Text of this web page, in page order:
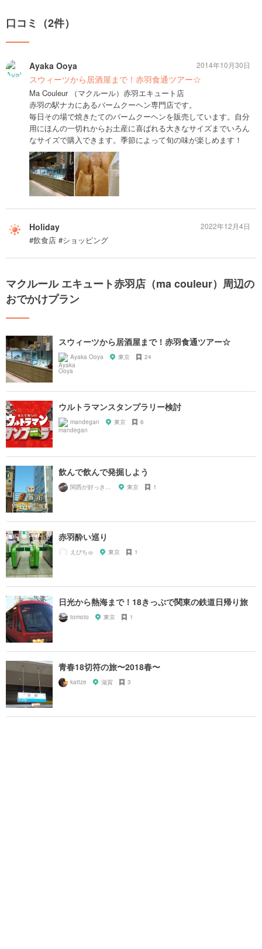
口コミ（2件）
Ayaka Ooya
スウィーツから居酒屋まで！赤羽食通ツアー☆
Ma Couleur （マクルール）赤羽エキュート店
赤羽の駅ナカにあるバームクーヘン専門店です。
毎日その場で焼きたてのバームクーヘンを販売しています。自分
用にほんの一切れからお土産に喜ばれる大きなサイズまでいろん
なサイズで購入できます。季節によって旬の味が楽しめます！
2014年10月30日
Holiday
#飲食店 #ショッピング
2022年12月4日
マクルール エキュート赤羽店（ma couleur）周辺の
おでかけプラン
スウィーツから居酒屋まで！赤羽食通ツアー☆
Ayaka Ooya 東京 24
ウルトラマンスタンプラリー検討
mandegan 東京 6
飲んで飲んで発掘しよう
関西が好っきゃねん 東京 1
赤羽酔い巡り
えびちゅ 東京 1
日光から熱海まで！18きっぷで関東の鉄道日帰り旅
tomoto 東京 1
青春18切符の旅〜2018春〜
kattze 滋賀 3